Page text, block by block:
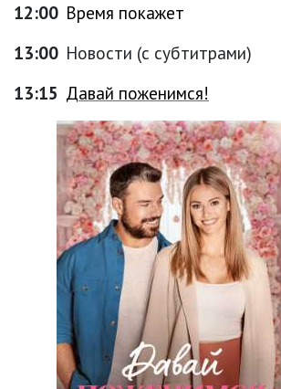
12:00 Время покажет
13:00 Новости (с субтитрами)
13:15 Давай поженимся!